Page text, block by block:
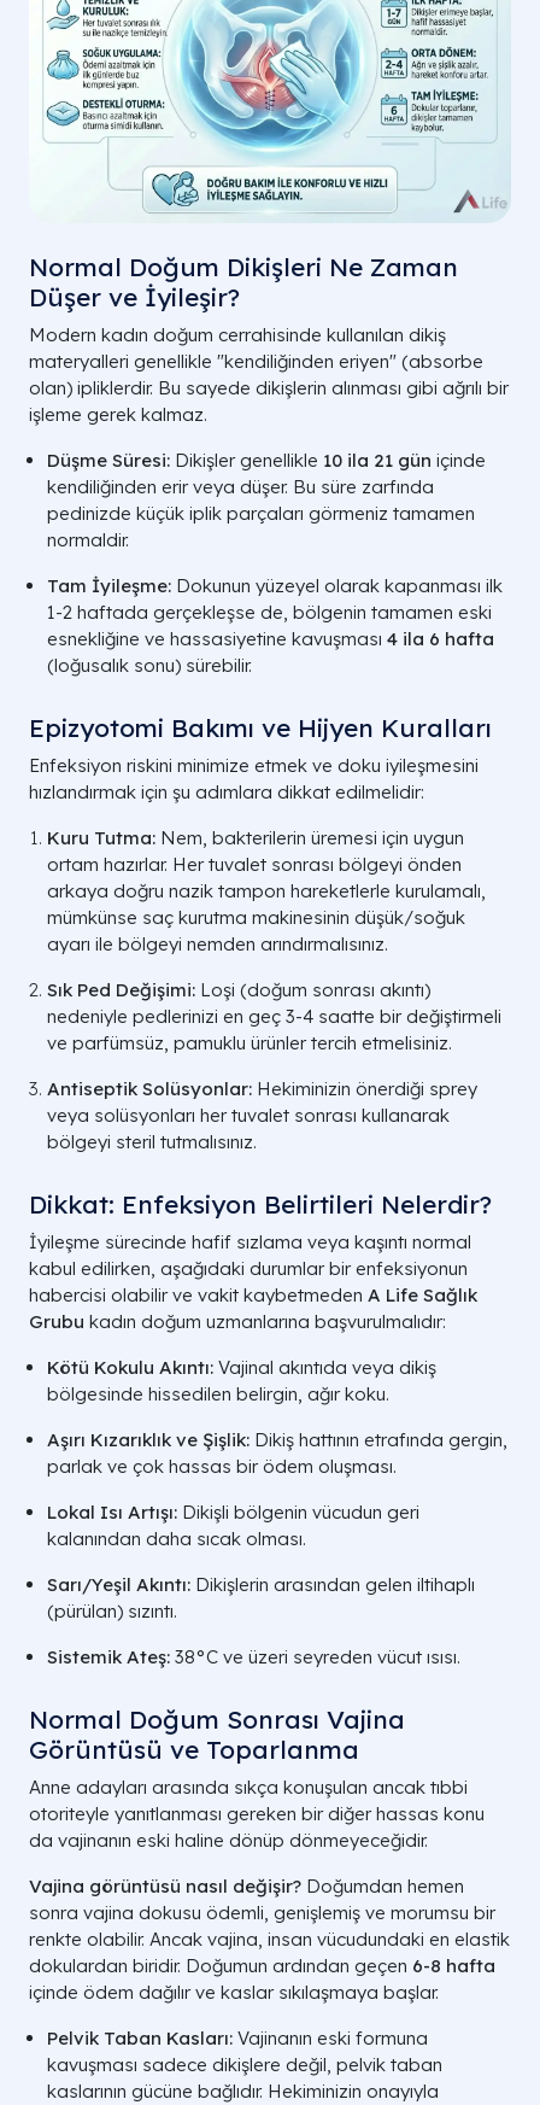
Özellik Normal Doğum (Vajinal)
Süresi
24 - 48 Saat (Çok Hızlı)
Faydası
Akciğer Temizliği & Flora Alımı
Hastanede
Kalış
Dikiş Durumu Gerekirse Epizyotomi Dikişi
Normal Doğum Dikişleri Ne Zaman
Düşer ve İyileşir?
Modern kadın doğum cerrahisinde kullanılan dikiş
materyalleri genellikle "kendiliğinden eriyen" (absorbe
olan) ipliklerdir. Bu sayede dikişlerin alınması gibi ağrılı bir
işleme gerek kalmaz.
Düşme Süresi: Dikişler genellikle 10 ila 21 gün içinde
kendiliğinden erir veya düşer. Bu süre zarfında
pedinizde küçük iplik parçaları görmeniz tamamen
normaldir.
Tam İyileşme: Dokunun yüzeyel olarak kapanması ilk
1-2 haftada gerçekleşse de, bölgenin tamamen eski
esnekliğine ve hassasiyetine kavuşması 4 ila 6 hafta
(loğusalık sonu) sürebilir.
Epizyotomi Bakımı ve Hijyen Kuralları
Enfeksiyon riskini minimize etmek ve doku iyileşmesini
hızlandırmak için şu adımlara dikkat edilmelidir:
Kuru Tutma: Nem, bakterilerin üremesi için uygun
ortam hazırlar. Her tuvalet sonrası bölgeyi önden
arkaya doğru nazik tampon hareketlerle kurulamalı,
mümkünse saç kurutma makinesinin düşük/soğuk
ayarı ile bölgeyi nemden arındırmalısınız.
Sık Ped Değişimi: Loşi (doğum sonrası akıntı)
nedeniyle pedlerinizi en geç 3-4 saatte bir değiştirmeli
ve parfümsüz, pamuklu ürünler tercih etmelisiniz.
Antiseptik Solüsyonlar: Hekiminizin önerdiği sprey
veya solüsyonları her tuvalet sonrası kullanarak
bölgeyi steril tutmalısınız.
Dikkat: Enfeksiyon Belirtileri Nelerdir?
İyileşme sürecinde hafif sızlama veya kaşıntı normal
kabul edilirken, aşağıdaki durumlar bir enfeksiyonun
habercisi olabilir ve vakit kaybetmeden A Life Sağlık
Grubu kadın doğum uzmanlarına başvurulmalıdır:
Kötü Kokulu Akıntı: Vajinal akıntıda veya dikiş
bölgesinde hissedilen belirgin, ağır koku.
Aşırı Kızarıklık ve Şişlik: Dikiş hattının etrafında gergin,
parlak ve çok hassas bir ödem oluşması.
Lokal Isı Artışı: Dikişli bölgenin vücudun geri
kalanından daha sıcak olması.
Sarı/Yeşil Akıntı: Dikişlerin arasından gelen iltihaplı
(pürülan) sızıntı.
Sistemik Ateş: 38°C ve üzeri seyreden vücut ısısı.
Normal Doğum Sonrası Vajina
Görüntüsü ve Toparlanma
Anne adayları arasında sıkça konuşulan ancak tıbbi
otoriteyle yanıtlanması gereken bir diğer hassas konu
da vajinanın eski haline dönüp dönmeyeceğidir.
Vajina görüntüsü nasıl değişir? Doğumdan hemen
sonra vajina dokusu ödemli, genişlemiş ve morumsu bir
renkte olabilir. Ancak vajina, insan vücudundaki en elastik
dokulardan biridir. Doğumun ardından geçen 6-8 hafta
içinde ödem dağılır ve kaslar sıkılaşmaya başlar.
Pelvik Taban Kasları: Vajinanın eski formuna
kavuşması sadece dikişlere değil, pelvik taban
kaslarının gücüne bağlıdır. Hekiminizin onayıyla